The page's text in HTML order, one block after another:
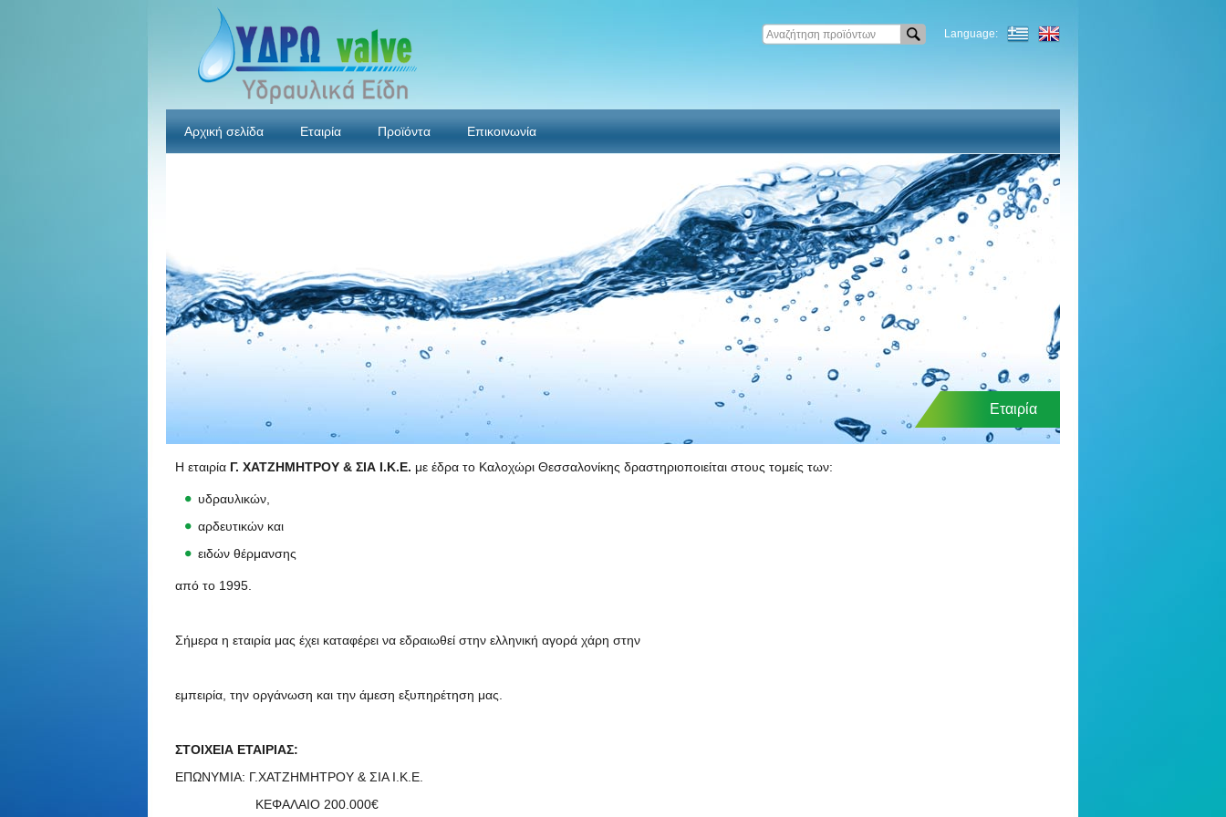
Language:
Αρχική σελίδα Εταιρία Προϊόντα Επικοινωνία
Εταιρία
Η εταιρία Γ. ΧΑΤΖΗΜΗΤΡΟΥ & ΣΙΑ I.K.E. με έδρα το Καλοχώρι Θεσσαλονίκης δραστηριοποιείται στους τομείς των:
υδραυλικών,
αρδευτικών και
ειδών θέρμανσης
από το 1995.
Σήμερα η εταιρία μας έχει καταφέρει να εδραιωθεί στην ελληνική αγορά χάρη στην
εμπειρία, την οργάνωση και την άμεση εξυπηρέτηση μας.
ΣΤΟΙΧΕΙΑ ΕΤΑΙΡΙΑΣ:
ΕΠΩΝΥΜΙΑ: Γ.ΧΑΤΖΗΜΗΤΡΟΥ & ΣΙΑ Ι.Κ.Ε.
ΚΕΦΑΛΑΙΟ 200.000€